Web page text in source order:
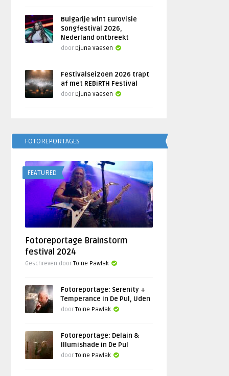
Bulgarije wint Eurovisie
Songfestival 2026,
Nederland ontbreekt
door Djuna Vaesen
Festivalseizoen 2026 trapt
af met REBiRTH Festival
door Djuna Vaesen
FOTOREPORTAGES
FEATURED
Fotoreportage Brainstorm
festival 2024
Geschreven doorToine Pawlak
Fotoreportage: Serenity +
Temperance in De Pul, Uden
doorToine Pawlak
Fotoreportage: Delain &
Illumishade in De Pul
doorToine Pawlak